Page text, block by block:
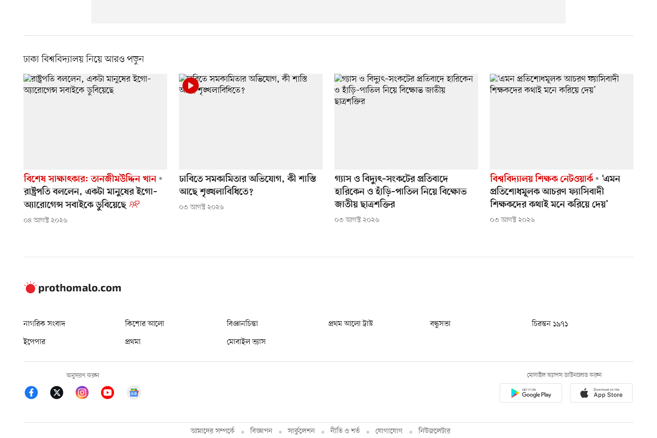
ঢাকা বিশ্ববিদ্যালয় নিয়ে আরও পড়ুন
বিশেষ সাক্ষাৎকার: তানজীমউদ্দিন খান
রাষ্ট্রপতি বললেন, একটা মানুষের ইগো–
অ্যারোগেন্স সবাইকে ডুবিয়েছে
০৪ আগস্ট ২০২৬
ঢাবিতে সমকামিতার অভিযোগ, কী শাস্তি
আছে শৃঙ্খলাবিধিতে?
০৩ আগস্ট ২০২৬
গ্যাস ও বিদ্যুৎ–সংকটের প্রতিবাদে
হারিকেন ও হাঁড়ি–পাতিল নিয়ে বিক্ষোভ
জাতীয় ছাত্রশক্তির
০৩ আগস্ট ২০২৬
বিশ্ববিদ্যালয় শিক্ষক নেটওয়ার্ক
‘এমন
প্রতিশোধমূলক আচরণ ফ্যাসিবাদী
শিক্ষকদের কথাই মনে করিয়ে দেয়’
০৩ আগস্ট ২০২৬
নাগরিক সংবাদ কিশোর আলো বিজ্ঞানচিন্তা প্রথম আলো ট্রাস্ট বন্ধুসভা
চিরন্তন ১৯৭১
ইপেপার
প্রথমা মোবাইল ভ্যাস
অনুসরণ করুন মোবাইল অ্যাপস ডাউনলোড করুন
আমাদের সম্পর্কে বিজ্ঞাপন সার্কুলেশন নীতি ও শর্ত যোগাযোগ নিউজলেটার